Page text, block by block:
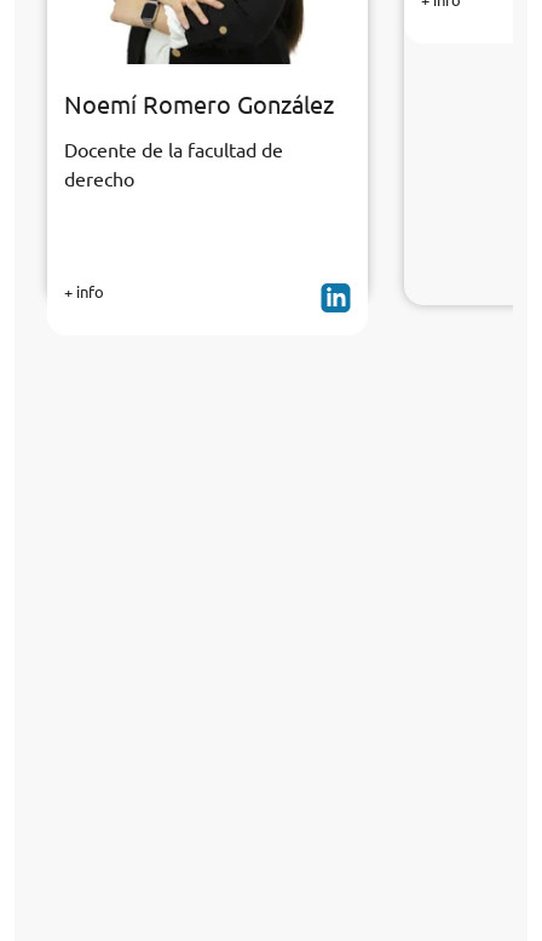
Noemí Romero González
Docente de la facultad de
derecho
+ info